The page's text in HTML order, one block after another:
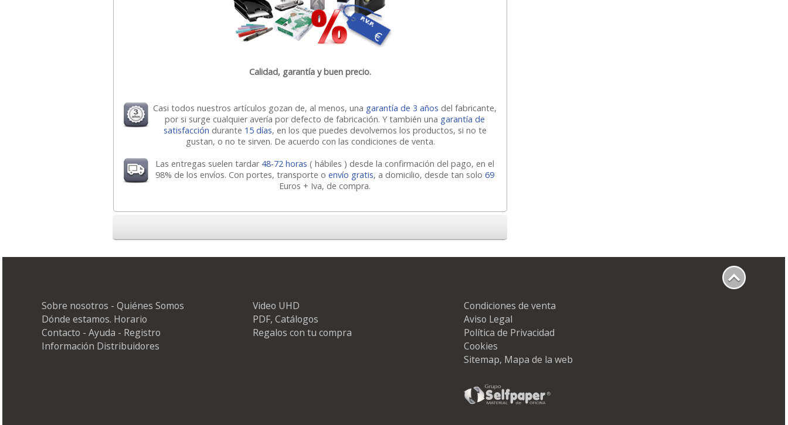
Calidad, garantía y buen precio.
Casi todos nuestros artículos gozan de, al menos, una garantía de 3 años del fabricante,
por si surge cualquier avería por defecto de fabricación. Y también una garantía de
satisfacción durante 15 días, en los que puedes devolvernos los productos, si no te
gustan, o no te sirven. De acuerdo con las condiciones de venta.
Las entregas suelen tardar 48-72 horas ( hábiles ) desde la confirmación del pago, en el
98% de los envíos. Con portes, transporte oenvío gratis, a domicilio, desde tan solo69
Euros + Iva, de compra.
Sobre nosotros - Quiénes Somos
Dónde estamos. Horario
Contacto - Ayuda - Registro
Información Distribuidores
Video UHD
PDF, Catálogos
Regalos con tu compra
Condiciones de venta
Aviso Legal
Política de Privacidad
Cookies
Sitemap, Mapa de la web